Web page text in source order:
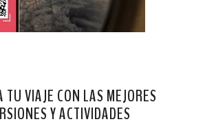
TU VIAJE CON LAS MEJORES
Y ACTIVIDADES